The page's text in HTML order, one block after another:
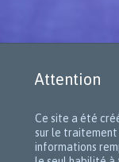
Attention
Ce site a été
sur le traitement
informations